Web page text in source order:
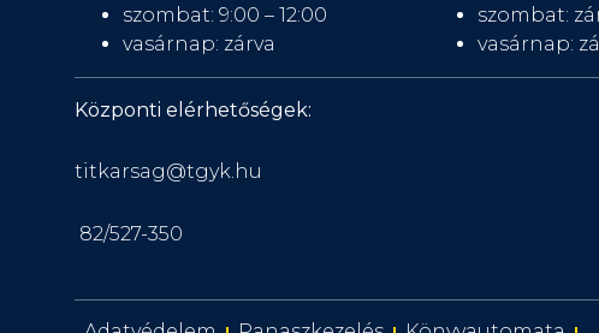
szombat: 9:00 – 12:00
vasárnap: zárva
szombat:
vasárnap:
Központi elérhetőségek:
titkarsag@tgyk.hu
82/527-350